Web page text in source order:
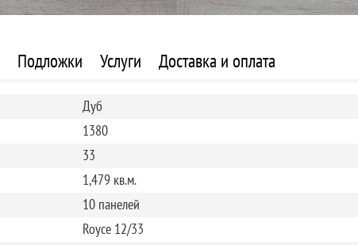
Подложки Услуги Доставка и оплата
Дуб
1380
33
1,479 кв.м.
10 панелей
Royce 12/33